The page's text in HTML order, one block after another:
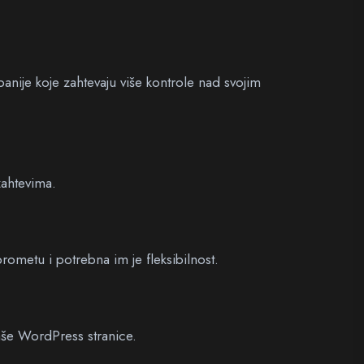
koje zahtevaju više kontrole nad svojim
i potrebna im je fleksibilnost.
WordPress stranice.